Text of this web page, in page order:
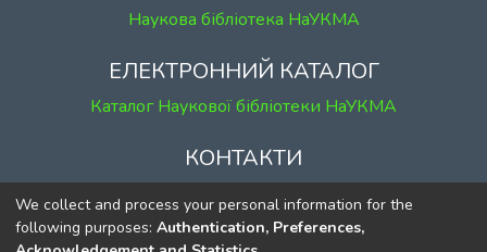
Наукова бібліотека НаУКМА
ЕЛЕКТРОННИЙ КАТАЛОГ
Каталог Наукової бібліотеки НаУКМА
КОНТАКТИ
м. Київ, вул. Григорія Сковороди, 2
к. 1, к. 120
We collect and process your personal information for the
following purposes: Authentication, Preferences,